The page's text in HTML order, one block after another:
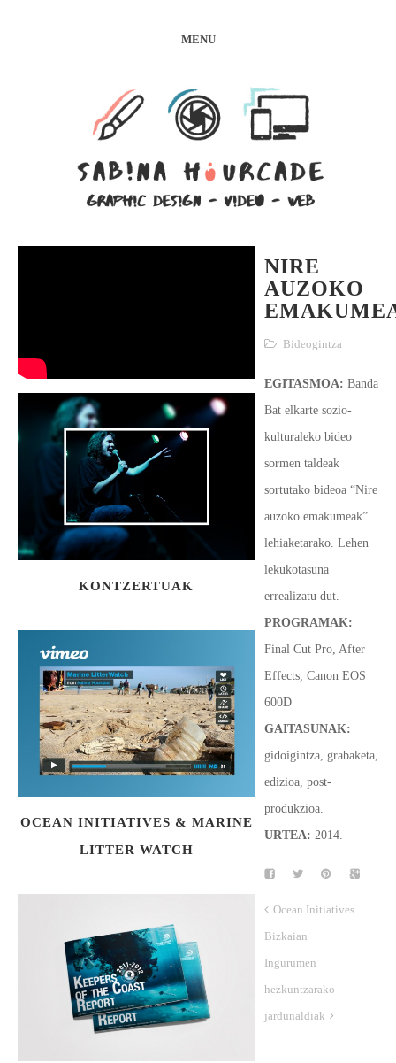
MENU
KONTZERTUAK
OCEAN INITIATIVES & MARINE
LITTER WATCH
NIRE
AUZOKO
Bideogintza
EGITASMOA: Banda
Bat elkarte sozio-
kulturaleko bideo
sormen taldeak
sortutako bideoa “Nire
auzoko emakumeak”
lehiaketarako. Lehen
lekukotasuna
errealizatu dut.
PROGRAMAK:
Final Cut Pro, After
Effects, Canon EOS
600D
GAITASUNAK:
gidoigintza, grabaketa,
edizioa, post-
produkzioa.
URTEA: 2014.
Ocean Initiatives
Bizkaian
Ingurumen
hezkuntzarako
jardunaldiak